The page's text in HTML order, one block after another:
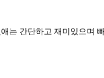
는 간단하고 재미있으며